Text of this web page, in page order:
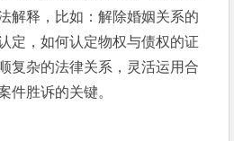
解释，比如：解除婚姻关系的
定，如何认定物权与债权的证
复杂的法律关系，灵活运用合
件胜诉的关键。